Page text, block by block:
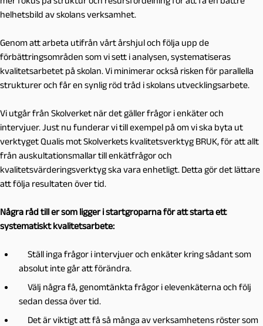
helhetsbild av skolans verksamhet.
Genom att arbeta utifrån vårt årshjul och följa upp de
förbättringsområden som vi sett i analysen, systematiseras
kvalitetsarbetet på skolan. Vi minimerar också risken för parallella
strukturer och får en synlig röd tråd i skolans utvecklingsarbete.
Vi utgår från Skolverket när det gäller frågor i enkäter och
intervjuer. Just nu funderar vi till exempel på om vi ska byta ut
verktyget Qualis mot Skolverkets kvalitetsverktyg BRUK, för att allt
från auskultationsmallar till enkätfrågor och
kvalitetsvärderingsverktyg ska vara enhetligt. Detta gör det lättare
att följa resultaten över tid.
Några råd till er som ligger i startgroparna för att starta ett
systematisktkvalitetsarbete:
Ställ inga frågor i intervjuer och enkäter kring sådant som
absolut inte går att förändra.
Välj några få, genomtänkta frågor i elevenkäterna och följ
sedan dessa över tid.
Det är viktigt att få så många av verksamhetens röster som